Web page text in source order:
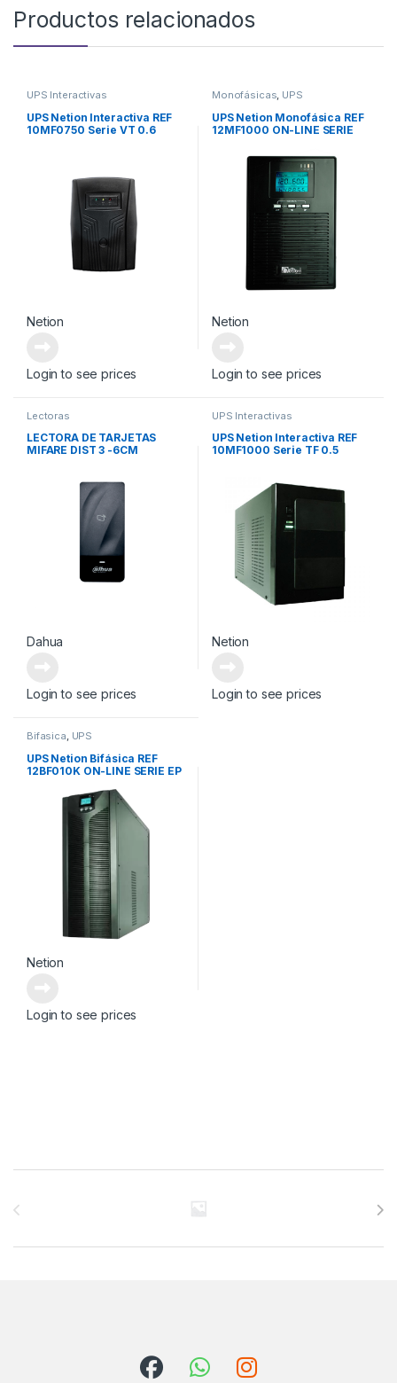
Productos relacionados
UPS Interactivas
UPS Netion Interactiva REF
10MF0750 Serie VT 0.6
Netion
Login to see prices
Monofásicas, UPS
UPS Netion Monofásica REF
12MF1000 ON-LINE SERIE
Netion
Login to see prices
Lectoras
LECTORA DE TARJETAS
MIFARE DIST 3 -6CM
Dahua
Login to see prices
UPS Interactivas
UPS Netion Interactiva REF
10MF1000 Serie TF 0.5
Netion
Login to see prices
Bifasica, UPS
UPS Netion Bifásica REF
12BF010K ON-LINE SERIE EP
Netion
Login to see prices